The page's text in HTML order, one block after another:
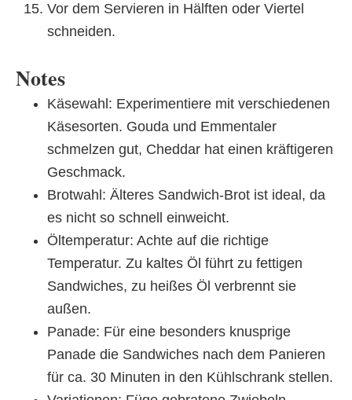
Vor dem Servieren in Hälften oder Viertel
schneiden.
Notes
Käsewahl: Experimentiere mit verschiedenen
Käsesorten. Gouda und Emmentaler
schmelzen gut, Cheddar hat einen kräftigeren
Geschmack.
Brotwahl: Älteres Sandwich-Brot ist ideal, da
es nicht so schnell einweicht.
Öltemperatur: Achte auf die richtige
Temperatur. Zu kaltes Öl führt zu fettigen
Sandwiches, zu heißes Öl verbrennt sie
außen.
Panade: Für eine besonders knusprige
Panade die Sandwiches nach dem Panieren
für ca. 30 Minuten in den Kühlschrank stellen.